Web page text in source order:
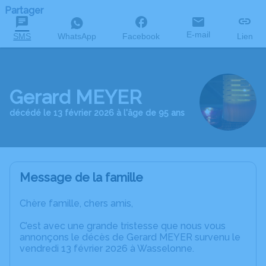
Partager
SMS WhatsApp Facebook E-mail Lien
Gerard MEYER
décédé le 13 février 2026 à l'âge de 95 ans
Message de la famille
Chère famille, chers amis,
C’est avec une grande tristesse que nous vous
annonçons le décès de Gerard MEYER survenu le
vendredi 13 février 2026 à Wasselonne.